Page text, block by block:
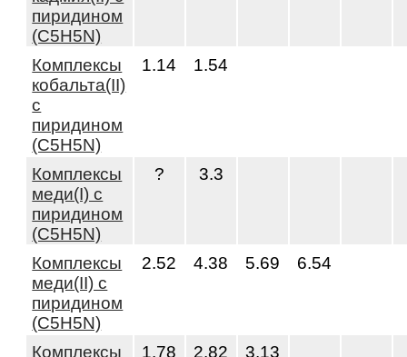
пиридином
(C5H5N)
Комплексы
кобальта(II)
с
пиридином
(C5H5N)
1.14 1.54
Комплексы
меди(I) с
пиридином
(C5H5N)
? 3.3
Комплексы
меди(II) с
пиридином
(C5H5N)
2.52 4.38 5.69 6.54
Комплексы
1.78 2.82 3.13